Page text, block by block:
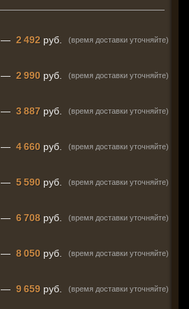
— 2 492 руб. (время доставки уточняйте)
— 2 990 руб. (время доставки уточняйте)
— 3 887 руб. (время доставки уточняйте)
— 4 660 руб. (время доставки уточняйте)
— 5 590 руб. (время доставки уточняйте)
— 6 708 руб. (время доставки уточняйте)
— 8 050 руб. (время доставки уточняйте)
— 9 659 руб. (время доставки уточняйте)